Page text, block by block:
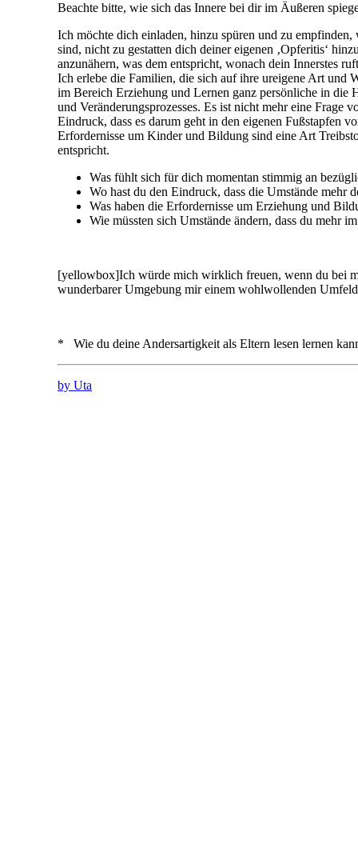
Beachte bitte, wie sich das Innere bei dir im Äußeren
Ich möchte dich einladen, hinzu spüren und zu
sind, nicht zu gestatten dich deiner eigenen ‚Opferitis‘
anzunähern, was dem entspricht, wonach dein Innerstes
Ich erlebe die Familien, die sich auf ihre ureigene Art und
im Bereich Erziehung und Lernen ganz persönliche in die
und Veränderungsprozesses. Es ist nicht mehr eine Frage
Eindruck, dass es darum geht in den eigenen Fußstapfen
Erfordernisse um Kinder und Bildung sind eine Art
entspricht.
Was fühlt sich für dich momentan stimmig an
Wo hast du den Eindruck, dass die Umstände mehr
Was haben die Erfordernisse um Erziehung und
Wie müssten sich Umstände ändern, dass du mehr
[yellowbox]Ich würde mich wirklich freuen, wenn du bei
wunderbarer Umgebung mir einem wohlwollenden
* Wie du deine Andersartigkeit als Eltern lesen lernen
by Uta